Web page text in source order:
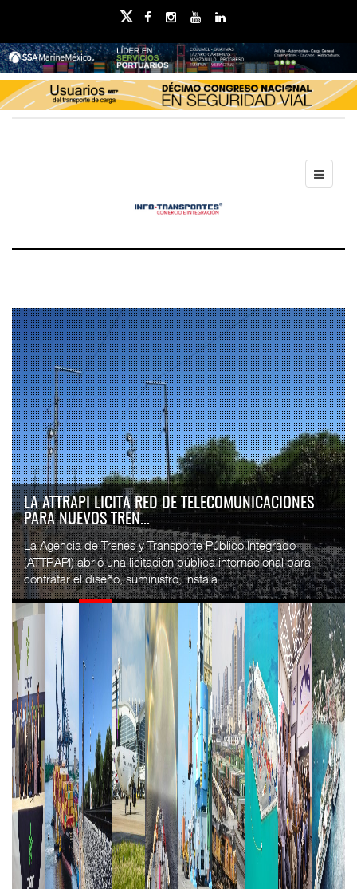
LA ATTRAPI LICITA RED DE TELECOMUNICACIONES
PARA NUEVOS TREN...
La Agencia de Trenes y Transporte Público Integrado
(ATTRAPI) abrió una licitación pública internacional para
contratar el diseño, suministro, instala...